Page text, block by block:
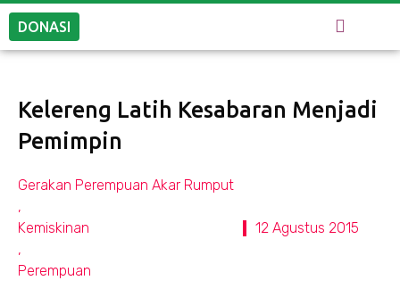
DONASI
Kelereng Latih Kesabaran Menjadi
Pemimpin
Gerakan Perempuan Akar Rumput
,
Kemiskinan
,
Perempuan
12 Agustus 2015